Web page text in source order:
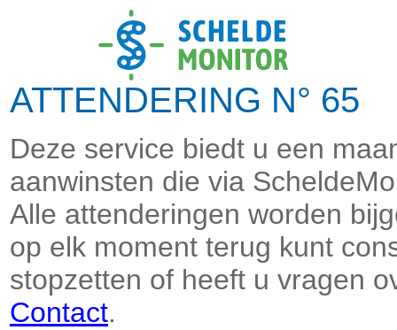
ATTENDERING N°
Deze service biedt u een
aanwinsten die via
Alle attenderingen worden
op elk moment terug kunt
stopzetten of heeft u vragen
Contact.